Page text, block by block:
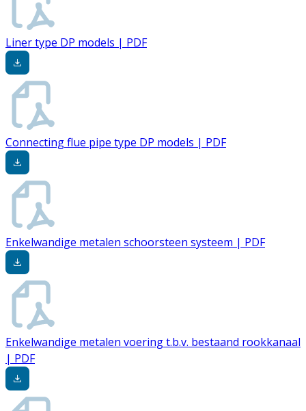
Liner type DP models | PDF
Connecting flue pipe type DP models | PDF
Enkelwandige metalen schoorsteen systeem | PDF
Enkelwandige metalen voering t.b.v. bestaand rookkanaal
| PDF